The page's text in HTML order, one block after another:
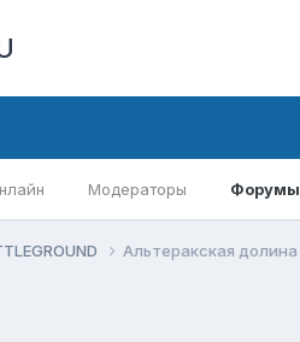
Модераторы Форумы
Альтеракская долина